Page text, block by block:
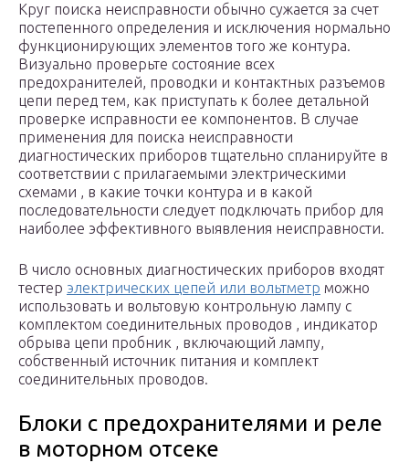
Круг поиска неисправности обычно сужается за счет
постепенного определения и исключения нормально
функционирующих элементов того же контура.
Визуально проверьте состояние всех
предохранителей, проводки и контактных разъемов
цепи перед тем, как приступать к более детальной
проверке исправности ее компонентов. В случае
применения для поиска неисправности
диагностических приборов тщательно спланируйте в
соответствии с прилагаемыми электрическими
схемами , в какие точки контура и в какой
последовательности следует подключать прибор для
наиболее эффективного выявления неисправности.
В число основных диагностических приборов входят
тестер электрических цепей или вольтметр можно
использовать и вольтовую контрольную лампу с
комплектом соединительных проводов , индикатор
обрыва цепи пробник , включающий лампу,
собственный источник питания и комплект
соединительных проводов.
Блоки с предохранителями и реле
в моторном отсеке